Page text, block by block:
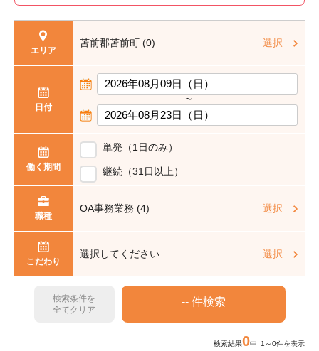
エリア
苫前郡苫前町 (0) 選択
日付
〜
働く期間
単発（1日のみ）
継続（31日以上）
職種
OA事務業務 (4) 選択
こだわり
選択してください 選択
検索条件を
全てクリア
検索結果0中 1～0件を表示